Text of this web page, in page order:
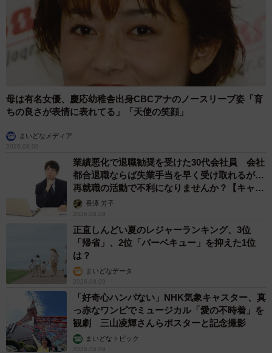
母は有名女優、慶応幼稚舎出身CBCアナのノースリーブ姿「育
ちの良さが表情に表れてる」「天使の笑顔」
まいどなメディア
2026.08.09
業績悪化で退職勧奨を受けた30代会社員 会社
都合退職ならば失業手当を早く受け取れるが…
再就職の活動で不利になりませんか？【キャリ
アカウンセラーが解説】
長澤 芳子
2026.08.09
正直しんどい夏のレジャーランキング、3位
「帰省」、2位「バーベキュー」を抑えた1位
は？
まいどなデータ
2026.08.09
「好奇心ハンパない」NHK気象キャスター、真
っ赤なワンピでミュージカル「愛の不時着」を
観劇 三山凌輝さんらポスターと記念撮影
まいどなトピック
2026.08.09